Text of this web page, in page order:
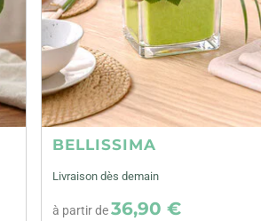
BELLISSIMA
Livraison dès demain
à partir de36,90 €